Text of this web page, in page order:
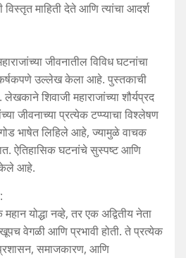
विस्तृत माहिती देते आणि त्यांचा आदर्श
जीवनातील विविध घटनांचा
उल्लेख केला आहे. पुस्तकाची
शिवाजी महाराजांच्या शौर्यप्रद
जीवनाच्या प्रत्येक टप्प्याचा विश्लेषण
भाषेत लिहिले आहे, ज्यामुळे वाचक
घटनांचे सुस्पष्ट आणि
केले आहे.
योद्धा नव्हे, तर एक अद्वितीय नेता
खूपच वेगळी आणि प्रभावी होती. ते प्रत्येक
प्रशासन, समाजकारण, आणि